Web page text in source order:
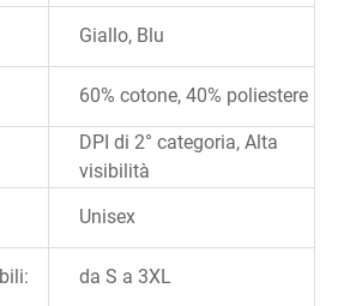
Giallo, Blu
60% cotone, 40% poliestere
DPI di 2° categoria, Alta
visibilità
Unisex
da S a 3XL